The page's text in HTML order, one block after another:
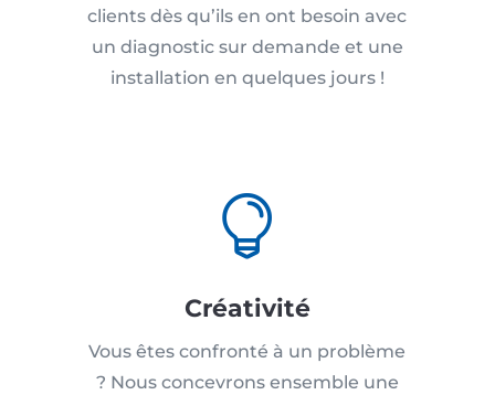
clients dès qu’ils en ont besoin avec
un diagnostic sur demande et une
installation en quelques jours !

Créativité
Vous êtes confronté à un problème
? Nous concevrons ensemble une